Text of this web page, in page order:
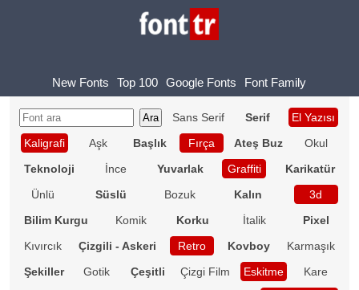
New Fonts Top 100 Google Fonts Font Family
Sans Serif Serif
El Yazısı
Kaligrafi
Aşk Başlık Fırça Ateş Buz
Okul
Teknoloji
İnce Yuvarlak Graffiti
Karikatür
Ünlü
Süslü Bozuk Kalın
3d
Bilim Kurgu
Komik Korku İtalik
Pixel
Kıvırcık
Çizgili - Askeri Retro Kovboy
Karmaşık
Şekiller
Gotik Çeşitli Çizgi Film Eskitme
Kare